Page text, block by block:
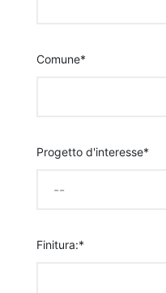
Comune*
Progetto d'interesse*
Finitura:*